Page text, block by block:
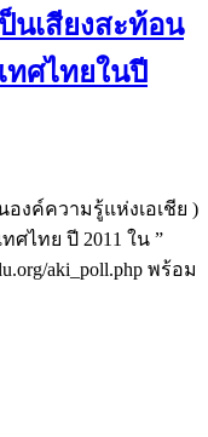
นเสียงสะท้อน
ทศไทยในปี
องค์ความรู้แห่งเอเชีย )
ไทย ปี 2011 ใน ”
aki_poll.php พร้อม